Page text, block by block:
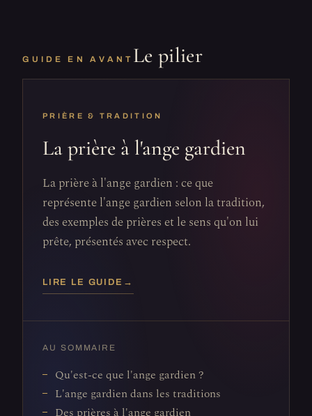
GUIDE EN AVANT Le pilier
PRIÈRE & TRADITION
La prière à l'ange gardien
La prière à l'ange gardien : ce que
représente l'ange gardien selon la tradition,
des exemples de prières et le sens qu'on lui
prête, présentés avec respect.
LIRE LE GUIDE →
AU SOMMAIRE
Qu'est-ce que l'ange gardien ?
L'ange gardien dans les traditions
Des prières à l'ange gardien